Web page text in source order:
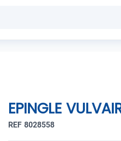
EPINGLE
REF 8028558